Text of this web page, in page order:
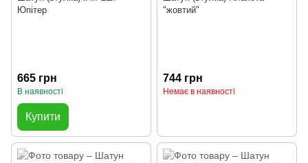
Юпітер
665 грн
В наявності
Купити
"жовтий"
744 грн
Немає в наявності